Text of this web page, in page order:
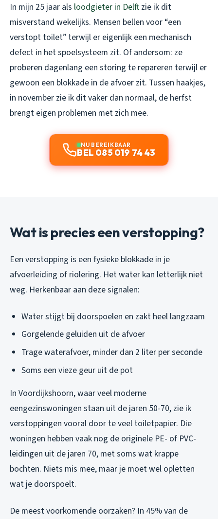
In mijn 25 jaar als loodgieter in Delftzie ik dit
misverstand wekelijks. Mensen bellen voor “een
verstopt toilet” terwijl er eigenlijk een mechanisch
defect in het spoelsysteem zit. Of andersom: ze
proberen dagenlang een storing te repareren terwijl er
gewoon een blokkade in de afvoer zit. Tussen haakjes,
in november zie ik dit vaker dan normaal, de herfst
brengt eigen problemen met zich mee.
NU BEREIKBAAR
BEL 085 019 74 43
Wat is precies een verstopping?
Een verstopping is een fysieke blokkade in je
afvoerleiding of riolering. Het water kan letterlijk niet
weg. Herkenbaar aan deze signalen:
Water stijgt bij doorspoelen en zakt heel langzaam
Gorgelende geluiden uit de afvoer
Trage waterafvoer, minder dan 2 liter per seconde
Soms een vieze geur uit de pot
In Voordijkshoorn, waar veel moderne
eengezinswoningen staan uit de jaren 50-70, zie ik
verstoppingen vooral door te veel toiletpapier. Die
woningen hebben vaak nog de originele PE- of PVC-
leidingen uit de jaren 70, met soms wat krappe
bochten. Niets mis mee, maar je moet wel opletten
wat je doorspoelt.
De meest voorkomende oorzaken? In 45% van de